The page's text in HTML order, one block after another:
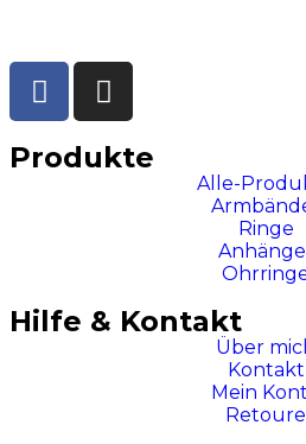
Produkte
Alle-
Ringe
Hilfe & Kontakt
Über
Kontakt
Mein
Retoure